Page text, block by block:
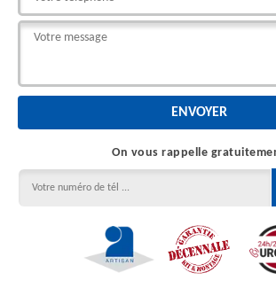
On vous rappelle